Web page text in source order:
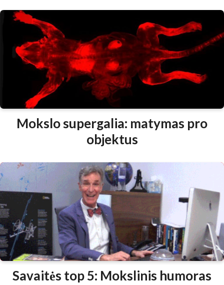
Mokslo supergalia: matymas pro
objektus
Savaitės top 5: Mokslinis humoras